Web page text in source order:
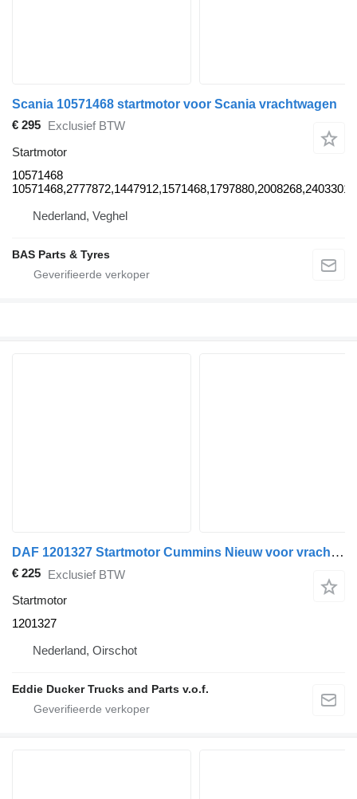
Scania 10571468 startmotor voor Scania vrachtwagen
€ 295
Exclusief BTW
Startmotor
10571468
Nederland, Veghel
BAS Parts & Tyres
DAF 1201327 Startmotor Cummins Nieuw voor vrachtwagen
€ 225 Exclusief BTW
Startmotor
1201327
Nederland, Oirschot
Eddie Ducker Trucks and Parts v.o.f.